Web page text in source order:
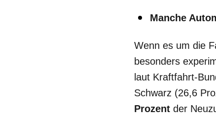
Manche
Wenn es um die
besonders
laut Kraftfahrt-
Schwarz (26,6
Prozent der